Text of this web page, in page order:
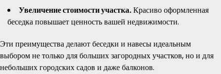
Увеличение стоимости участка.Красиво оформленная
беседка повышает ценность вашей недвижимости.
Эти преимущества делают беседки и навесы идеальным
выбором не только для больших загородных участков, но и для
небольших городских садов и даже балконов.